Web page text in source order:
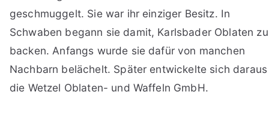
geschmuggelt. Sie war ihr einziger Besitz. In
Schwaben begann sie damit, Karlsbader Oblaten zu
backen. Anfangs wurde sie dafür von manchen
Nachbarn belächelt. Später entwickelte sich daraus
die Wetzel Oblaten- und Waffeln GmbH.